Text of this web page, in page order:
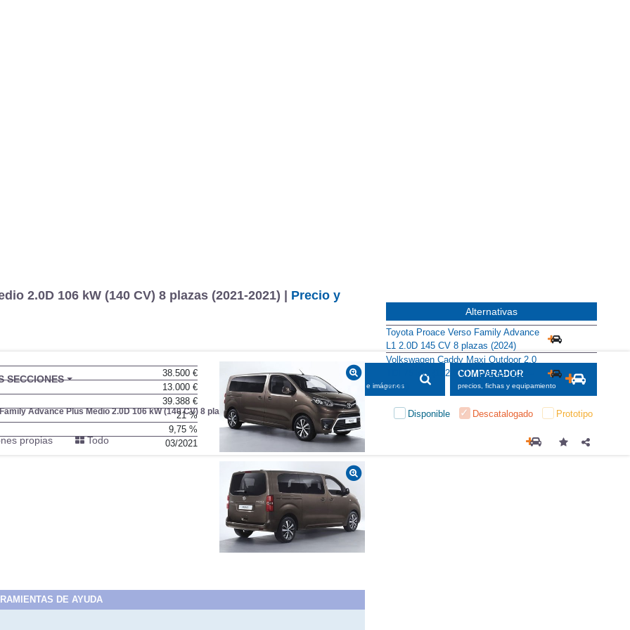
SECCIONES BUSCADOR
informaciones, fichas e imágenes
COMPARADOR
precios, fichas y equipamiento
Advance Plus Medio 2.0D 106 kW (140 CV) 8 plazas Disponible Descatalogado Prototipo
propias Todo
2.0D 106 kW (140 CV) 8 plazas (2021-2021) | Precio y
38.500 €
13.000 €
39.388 €
21 %
9,75 %
03/2021
DE AYUDA
Alternativas
Toyota Proace Verso Family Advance
L1 2.0D 145 CV 8 plazas (2024)
Volkswagen Caddy Maxi Outdoor 2.0
TDI 75 kW (102 CV) 7 plazas (2024-
2026)